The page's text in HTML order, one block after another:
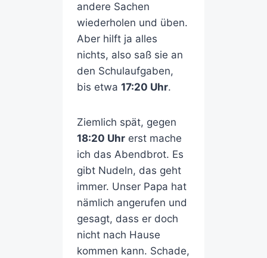
andere Sachen
wiederholen und üben.
Aber hilft ja alles
nichts, also saß sie an
den Schulaufgaben,
bis etwa 17:20 Uhr.
Ziemlich spät, gegen
18:20 Uhrerst mache
ich das Abendbrot. Es
gibt Nudeln, das geht
immer. Unser Papa hat
nämlich angerufen und
gesagt, dass er doch
nicht nach Hause
kommen kann. Schade,